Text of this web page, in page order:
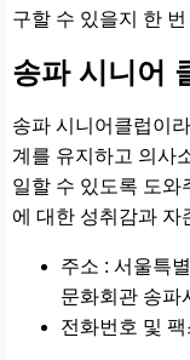
구할 수 있을지 한
송파 시니어
송파 시니어클럽이
계를 유지하고 의사
일할 수 있도록 도와
에 대한 성취감과 자
주소 : 서울특
문화회관 송파
전화번호 및